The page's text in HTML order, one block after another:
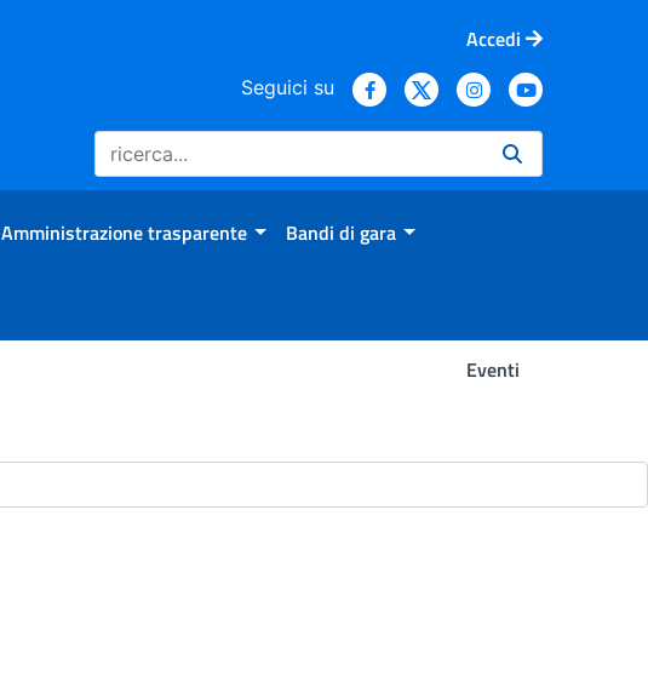
Accedi
Seguici su
Amministrazione trasparente Bandi di gara
Eventi